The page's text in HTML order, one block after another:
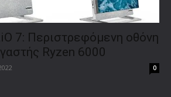
7: Περιστρεφόμενη οθόνη
Ryzen 6000
0